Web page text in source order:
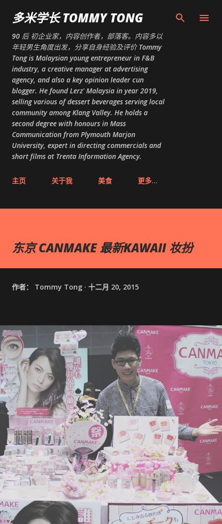
跳至主要内容
多米学长 TOMMY TONG
90 后 初企业家，内容创作者，部落客。内容多以
年轻男生角度出发，分享自身经验及评价 Tommy
Tong is Malaysian young entrepreneur in F&B
industry, a creative manager at advertising
agency, and also a key opinion leader cun
blogger. He found Lerz' Malaysia in year 2019,
selling various of dessert beverages serving local
community among Klang Valley. He holds a
second degree with honours in Mass
Communication from Plymouth Marjon
University, expert in directing commercials and
short films at Trenta Information Agency.
主页 关于我 美食 更多…
东京 CANMAKE 最新KAWAII 妆扮
作者： Tommy Tong 十二月 20, 2015